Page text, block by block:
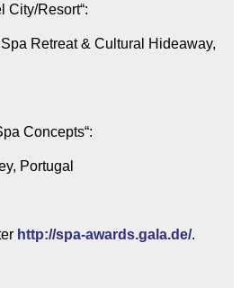
City/Resort“:
Retreat & Cultural Hideaway,
Concepts“:
Portugal
http://spa-awards.gala.de/.